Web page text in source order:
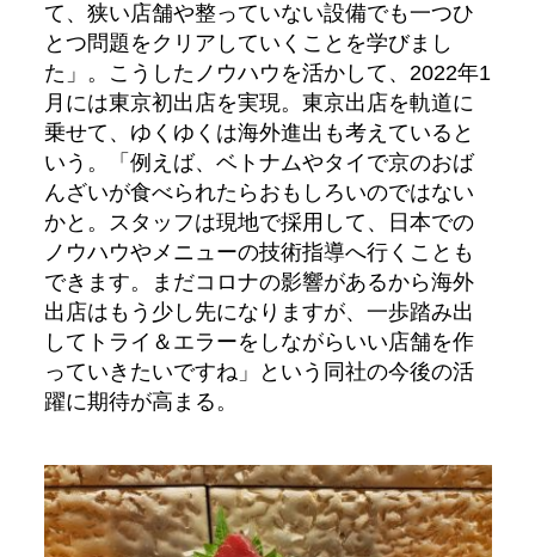
て、狭い店舗や整っていない設備でも一つひ
とつ問題をクリアしていくことを学びまし
た」。こうしたノウハウを活かして、2022年1
月には東京初出店を実現。東京出店を軌道に
乗せて、ゆくゆくは海外進出も考えていると
いう。「例えば、ベトナムやタイで京のおば
んざいが食べられたらおもしろいのではない
かと。スタッフは現地で採用して、日本での
ノウハウやメニューの技術指導へ行くことも
できます。まだコロナの影響があるから海外
出店はもう少し先になりますが、一歩踏み出
してトライ＆エラーをしながらいい店舗を作
っていきたいですね」という同社の今後の活
躍に期待が高まる。